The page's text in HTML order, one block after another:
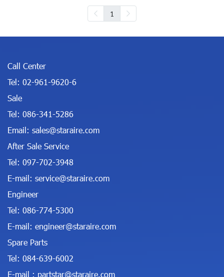
1
Call Center
Tel: 02-961-9620-6
Sale
Tel: 086-341-5286
Email: sales@staraire.com
After Sale Service
Tel: 097-702-3948
E-mail: service@staraire.com
Engineer
Tel: 086-774-5300
E-mail: engineer@staraire.com
Spare Parts
Tel: 084-639-6002
E-mail : partstar@staraire.com